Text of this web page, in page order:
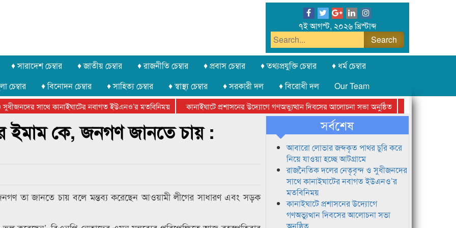
৭ই আগস্ট, ২০২৬ খ্রিস্টাব্দ
♦ সারাদেশ চেম্বার ♦ জাতীয় চেম্বার ♦ রাজনীতি চেম্বার ♦ প্রবাস চেম্বার ♦ তথ্যপ্রযুক্তি চেম্বার
♦ ধর্ম চেম্বার
চেম্বার ♦ বিনোদন চেম্বার ♦ সাহিত্য চেম্বার ♦ স্বাস্থ্য চেম্বার ♦ সরকারী দল ♦ বিরোধী দল
Our Team
সাথে কানাইঘাটের নবাগত ইউএনও’র মতবিনিময় কানাইঘাটে প্রশাসনের উদ্যোগে গণঅভ্যুত্থান দিবসের আলোচনা সভা অনুষ্ঠিত
সিলেট অনলাইন
ফেডারেশানের বিভাগীয় অভিনয় কর্মশালা সম্পন্ন
ইমাম কে, জনগণ জানতে চায় :
তা জানতে চায় বলে মন্তব্য করেছেন আওয়ামী লীগের সাধারণ এবং সড়ক
সর্বশেষ
আবারো লোভার জব্দকৃত পাথর চুরি করে
নিয়ে যাওয়া হচ্ছে আটগ্রামে
রাজনৈতিক দলের নেতৃবৃন্দ ও সুধীজনদের
সাথে কানাইঘাটের নবাগত ইউএনও’র
মতবিনিময়
কানাইঘাটে প্রশাসনের উদ্যোগে
গণঅভ্যুত্থান দিবসের আলোচনা সভা